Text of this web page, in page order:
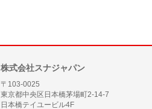
株式会社スナジャパン
〒103-0025
東京都中央区日本橋茅場町2-14-7
日本橋テイユービル4F